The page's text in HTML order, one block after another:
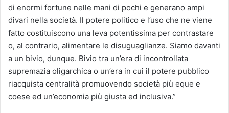
di enormi fortune nelle mani di pochi e generano ampi
divari nella società. Il potere politico e l’uso che ne viene
fatto costituiscono una leva potentissima per contrastare
o, al contrario, alimentare le disuguaglianze. Siamo davanti
a un bivio, dunque. Bivio tra un’era di incontrollata
supremazia oligarchica o un’era in cui il potere pubblico
riacquista centralità promuovendo società più eque e
coese ed un’economia più giusta ed inclusiva.”